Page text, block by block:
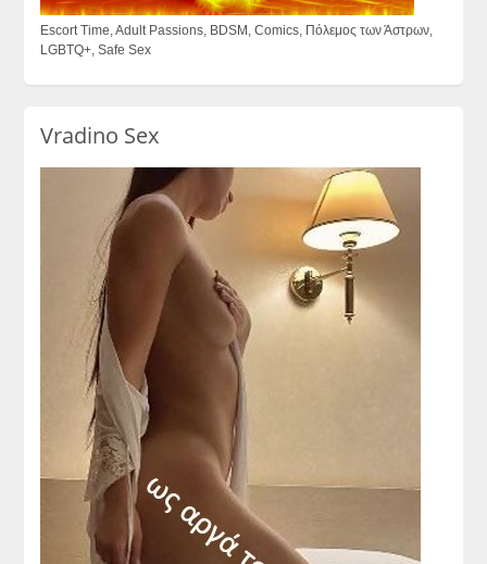
Escort Time, Adult Passions, BDSM, Comics, Πόλεμος των Άστρων,
LGBTQ+, Safe Sex
Vradino Sex